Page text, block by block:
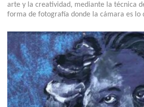
arte y la creatividad, mediante la técnica
forma de fotografía donde la cámara es lo